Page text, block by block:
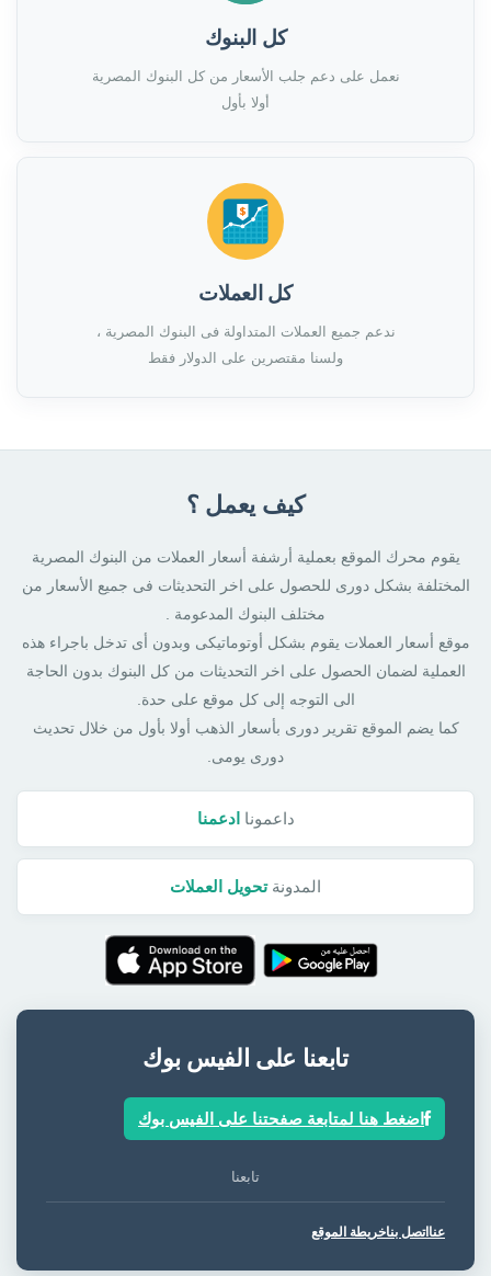
كل البنوك
نعمل على دعم جلب الأسعار من كل البنوك المصرية
أولا بأول
كل العملات
ندعم جميع العملات المتداولة فى البنوك المصرية ،
ولسنا مقتصرين على الدولار فقط
كيف يعمل ؟
يقوم محرك الموقع بعملية أرشفة أسعار العملات من البنوك المصرية
المختلفة بشكل دورى للحصول على اخر التحديثات فى جميع الأسعار من
مختلف البنوك المدعومة .
موقع أسعار العملات يقوم بشكل أوتوماتيكى وبدون أى تدخل باجراء هذه
العملية لضمان الحصول على اخر التحديثات من كل البنوك بدون الحاجة
الى التوجه إلى كل موقع على حدة.
كما يضم الموقع تقرير دورى بأسعار الذهب أولا بأول من خلال تحديث
دورى يومى.
داعمونا ادعمنا
المدونةتحويل العملات
تابعنا على الفيس بوك
اضغط هنا لمتابعة صفحتنا على الفيس بوك
تابعنا
عنا اتصل بناخريطة الموقع